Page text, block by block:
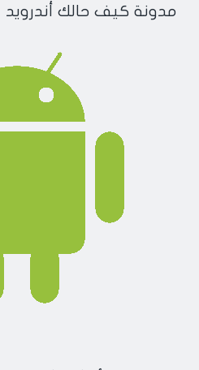
مدونة كيف حالك أندرويد